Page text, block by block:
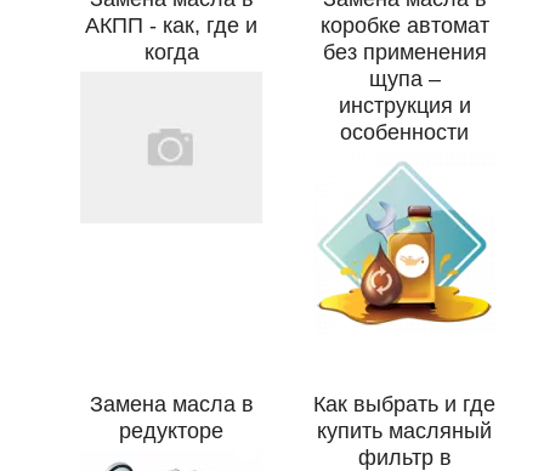
АКПП - как, где и
когда
коробке автомат
без применения
щупа –
инструкция и
особенности
Замена масла в
редукторе
Как выбрать и где
купить масляный
фильтр в